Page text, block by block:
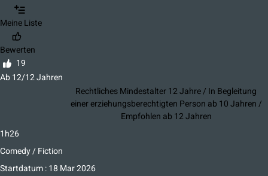
Meine Liste
Bewerten
19
Ab 12/12 Jahren
Rechtliches Mindestalter 12 Jahre / In Begleitung
einer erziehungsberechtigten Person ab 10 Jahren /
Empfohlen ab 12 Jahren
1h26
Comedy / Fiction
Startdatum : 18 Mar 2026